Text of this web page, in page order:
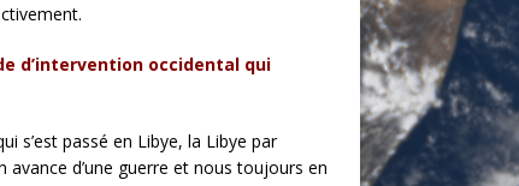
d’intervention occidental qui
s’est passé en Libye, la Libye par
avance d’une guerre et nous toujours en